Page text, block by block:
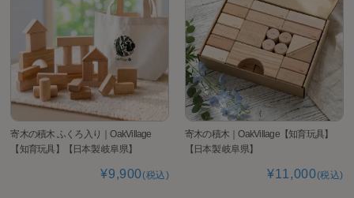
寄木の積木 ふくろ入り｜OakVillage
【知育玩具】【日本製 岐阜県】
¥9,900(税込)
寄木の積木｜OakVillage【知育玩具】
【日本製 岐阜県】
¥11,000(税込)